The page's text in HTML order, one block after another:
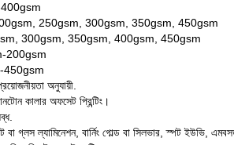
400gsm
250gsm, 300gsm, 350gsm, 450gsm
300gsm, 350gsm, 400gsm, 450gsm
200gsm
450gsm
অনুযায়ী.
কালার অফসেট প্রিন্টিং।
বা গ্লস ল্যামিনেশন, বার্নিং গোল্ড বা সিলভার, স্পট ইউভি,